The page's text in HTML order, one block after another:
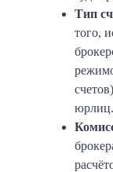
Тип
того,
юрлиц.